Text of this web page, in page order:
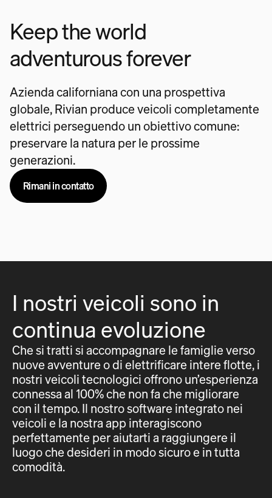
Keep the world
adventurous forever
Azienda californiana con una prospettiva
globale, Rivian produce veicoli completamente
elettrici perseguendo un obiettivo comune:
preservare la natura per le prossime
generazioni.
Rimani in contatto
I nostri veicoli sono in
continua evoluzione
Che si tratti si accompagnare le famiglie verso
nuove avventure o di elettrificare intere flotte, i
nostri veicoli tecnologici offrono un’esperienza
connessa al 100% che non fa che migliorare
con il tempo. Il nostro software integrato nei
veicoli e la nostra app interagiscono
perfettamente per aiutarti a raggiungere il
luogo che desideri in modo sicuro e in tutta
comodità.